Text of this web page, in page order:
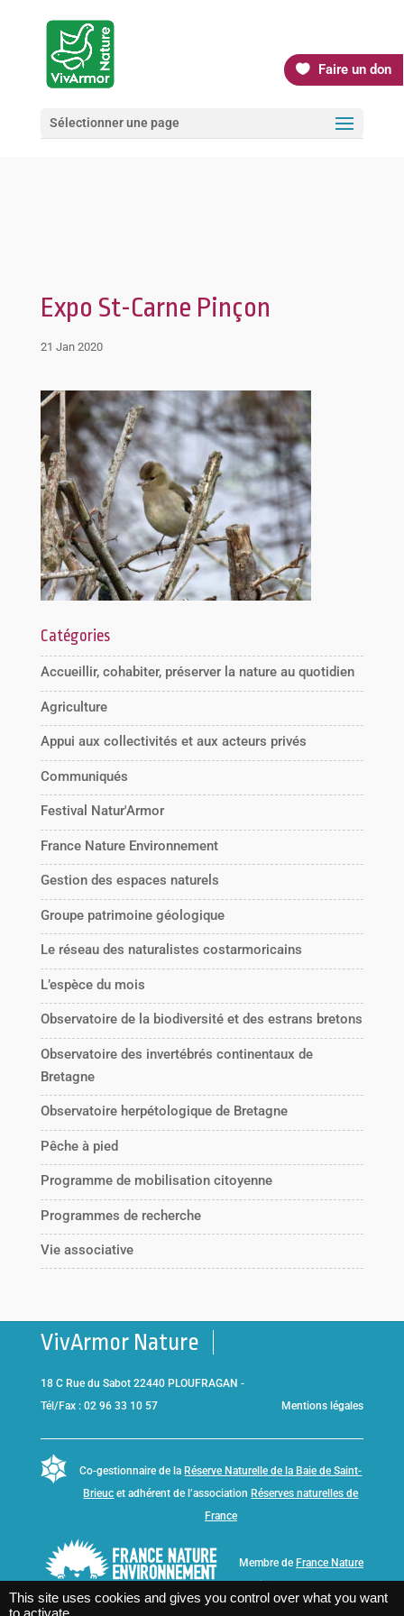
Faire un don
Sélectionner une page
Expo St-Carne Pinçon
21 Jan 2020
Catégories
Accueillir, cohabiter, préserver la nature au quotidien
Agriculture
Appui aux collectivités et aux acteurs privés
Communiqués
Festival Natur'Armor
France Nature Environnement
Gestion des espaces naturels
Groupe patrimoine géologique
Le réseau des naturalistes costarmoricains
L’espèce du mois
Observatoire de la biodiversité et des estrans bretons
Observatoire des invertébrés continentaux de
Bretagne
Observatoire herpétologique de Bretagne
Pêche à pied
Programme de mobilisation citoyenne
Programmes de recherche
Vie associative
VivArmor Nature
18 C Rue du Sabot 22440 PLOUFRAGAN -
Tél/Fax : 02 96 33 10 57
Mentions légales
Co-gestionnaire de la Réserve Naturelle de la Baie de Saint-
Brieuc et adhérent de l’association Réserves naturelles de
France
Membre de France Nature
This site uses cookies and gives you control over what you want
to activate